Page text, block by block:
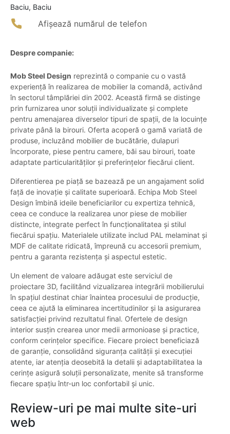
Baciu, Baciu
Afișează numărul de telefon
Despre companie:
Mob Steel Design reprezintă o companie cu o vastă
experiență în realizarea de mobilier la comandă, activând
în sectorul tâmplăriei din 2002. Această firmă se distinge
prin furnizarea unor soluții individualizate și complete
pentru amenajarea diverselor tipuri de spații, de la locuințe
private până la birouri. Oferta acoperă o gamă variată de
produse, incluzând mobilier de bucătărie, dulapuri
încorporate, piese pentru camere, băi sau birouri, toate
adaptate particularităților și preferințelor fiecărui client.
Diferentierea pe piață se bazează pe un angajament solid
față de inovație și calitate superioară. Echipa Mob Steel
Design îmbină ideile beneficiarilor cu expertiza tehnică,
ceea ce conduce la realizarea unor piese de mobilier
distincte, integrate perfect în funcționalitatea și stilul
fiecărui spațiu. Materialele utilizate includ PAL melaminat și
MDF de calitate ridicată, împreună cu accesorii premium,
pentru a garanta rezistența și aspectul estetic.
Un element de valoare adăugat este serviciul de
proiectare 3D, facilitând vizualizarea integrării mobilierului
în spațiul destinat chiar înaintea procesului de producție,
ceea ce ajută la eliminarea incertitudinilor și la asigurarea
satisfacției privind rezultatul final. Ofertele de design
interior susțin crearea unor medii armonioase și practice,
conform cerințelor specifice. Fiecare proiect beneficiază
de garanție, consolidând siguranța calității și execuției
atente, iar atenția deosebită la detalii și adaptabilitatea la
cerințe asigură soluții personalizate, menite să transforme
fiecare spațiu într-un loc confortabil și unic.
Review-uri pe mai multe site-uri
web